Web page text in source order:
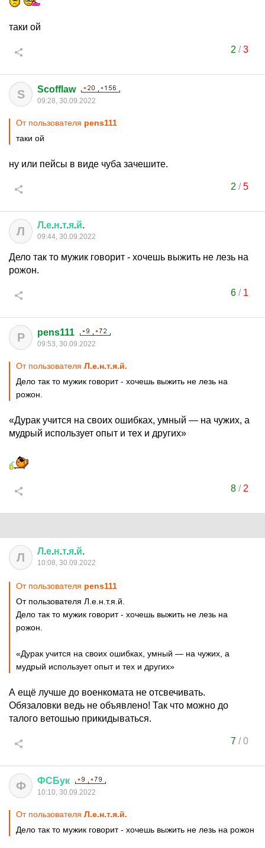
таки ой
2 /3
S Scofflaw
09:28, 30.09.2022
От пользователя pens111
таки ой
ну или пейсы в виде чуба зачешите.
2 /5
Л Л .е.н.т.я.й.
09:44, 30.09.2022
Дело так то мужик говорит - хочешь выжить не лезь на
рожон.
6/ 1
P pens111
09:53, 30.09.2022
От пользователя Л.е.н.т.я.й.
Дело так то мужик говорит - хочешь выжить не лезь на
рожон.
«Дурак учится на своих ошибках, умный — на чужих, а
мудрый использует опыт и тех и других»
8/ 2
Л Л .е.н.т.я.й.
10:08, 30.09.2022
От пользователя pens111
От пользователя Л.е.н.т.я.й.
Дело так то мужик говорит - хочешь выжить не лезь на
рожон.
«Дурак учится на своих ошибках, умный — на чужих, а
мудрый использует опыт и тех и других»
А ещё лучше до военкомата не отсвечивать.
Обязаловки ведь не объявлено! Так что можно до
талого ветошью прикидываться.
7/0
Ф ФСБук
10:10, 30.09.2022
От пользователя Л.е.н.т.я.й.
Дело так то мужик говорит - хочешь выжить не лезь на рожон